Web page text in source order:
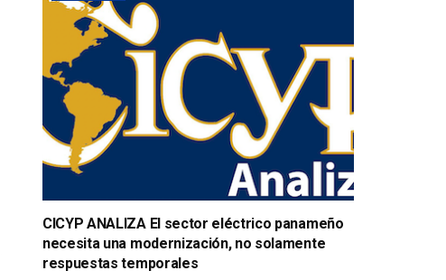
CICYP ANALIZA El sector eléctrico panameño
necesita una modernización, no solamente
respuestas temporales